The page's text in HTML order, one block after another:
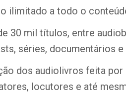
ilimitado a todo o
30 mil títulos, entre
séries, documentários
dos audiolivros feita por
locutores e até